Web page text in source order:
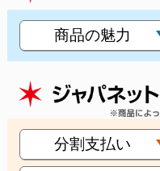
商品の魅力
分割支払い